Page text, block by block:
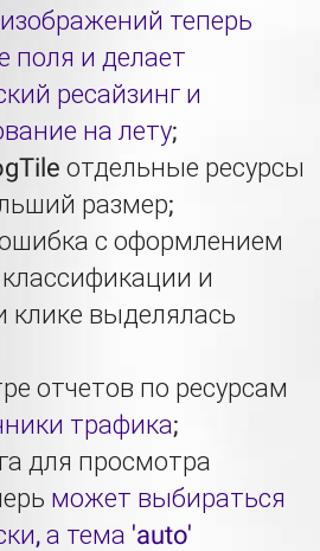
теперь
поля и делает
ресайзинг и
на лету;
отдельные ресурсы
размер;
с оформлением
классификации и
клике выделялась
отчетов по ресурсам
трафика;
для просмотра
может выбираться
а тема 'auto'